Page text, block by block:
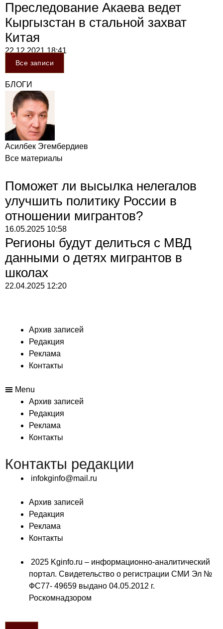
Преследование Акаева ведет
Кыргызстан в стальной захват
Китая
22.12.202118:41
Все записи
БЛОГИ
Асилбек Эгембердиев
Все материалы
Поможет ли высылка нелегалов
улучшить политику России в
отношении мигрантов?
16.05.2025 10:58
Регионы будут делиться с МВД
данными о детях мигрантов в
школах
22.04.2025 12:20
Архив записей
Редакция
Реклама
Контакты
Menu
Архив записей
Редакция
Реклама
Контакты
Контакты редакции
infokginfo@mail.ru
Архив записей
Редакция
Реклама
Контакты
2025 Kginfo.ru – информационно-аналитический
портал. Свидетельство о регистрации СМИ Эл №
ФС77- 49659 выдано 04.05.2012 г.
Роскомнадзором